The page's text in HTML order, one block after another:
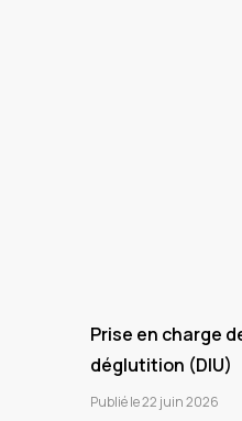
Prise en charge
déglutition (DIU)
Publié le 22 juin 2026